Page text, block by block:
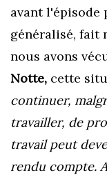
avant l'épisode
généralisé, fait
nous avons
Notte, cette
continuer,
travailler, de
travail peut
rendu compte.